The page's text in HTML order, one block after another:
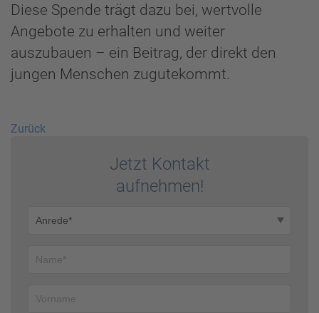
Diese Spende trägt dazu bei, wertvolle
Angebote zu erhalten und weiter
auszubauen – ein Beitrag, der direkt den
jungen Menschen zugutekommt.
Zurück
Jetzt Kontakt
auf­nehmen!